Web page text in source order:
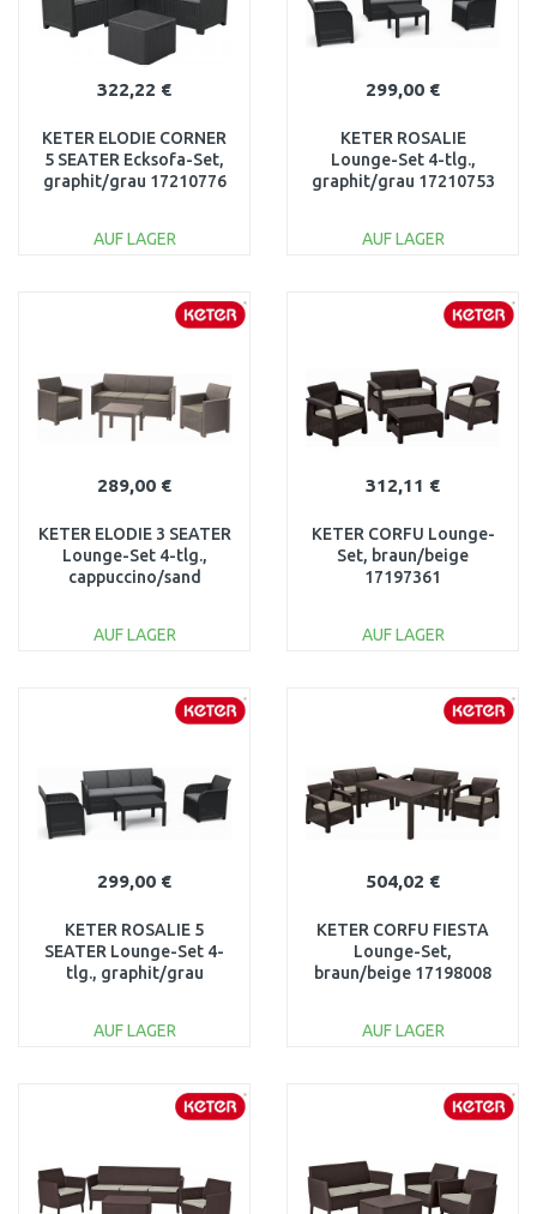
322,22 €
KETER ELODIE CORNER
5 SEATER Ecksofa-Set,
graphit/grau 17210776
AUF LAGER
WARENKORB
299,00 €
KETER ROSALIE
Lounge-Set 4-tlg.,
graphit/grau 17210753
AUF LAGER
WARENKORB
289,00 €
KETER ELODIE 3 SEATER
Lounge-Set 4-tlg.,
cappuccino/sand
AUF LAGER
WARENKORB
312,11 €
KETER CORFU Lounge-
Set, braun/beige
17197361
AUF LAGER
WARENKORB
299,00 €
KETER ROSALIE 5
SEATER Lounge-Set 4-
tlg., graphit/grau
AUF LAGER
WARENKORB
504,02 €
KETER CORFU FIESTA
Lounge-Set,
braun/beige 17198008
AUF LAGER
WARENKORB